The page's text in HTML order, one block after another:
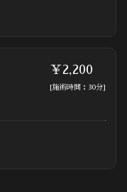
￥2,200
[施術時間：30分]